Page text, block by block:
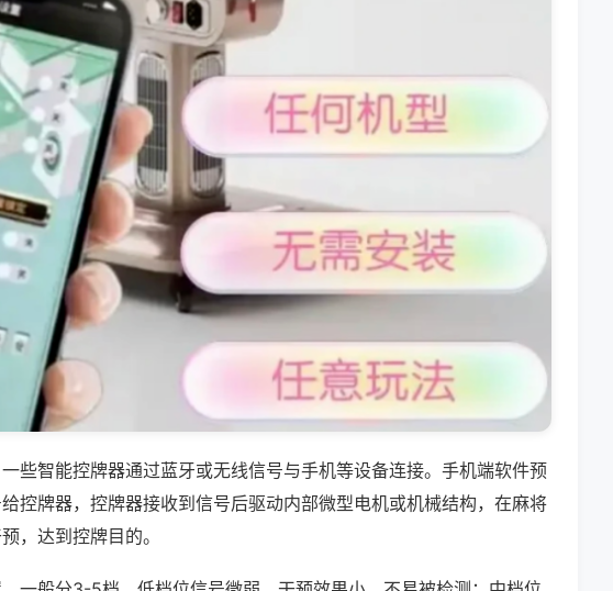
些智能控牌器通过蓝牙或无线信号与手机等设备连接。手机端软件预
控牌器，控牌器接收到信号后驱动内部微型电机或机械结构，在麻将
，达到控牌目的。